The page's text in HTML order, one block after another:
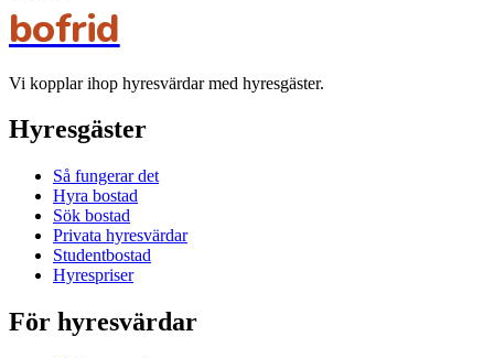
bofrid
Vi kopplar ihop hyresvärdar med hyresgäster.
Hyresgäster
Så fungerar det
Hyra bostad
Sök bostad
Privata hyresvärdar
Studentbostad
Hyrespriser
För hyresvärdar